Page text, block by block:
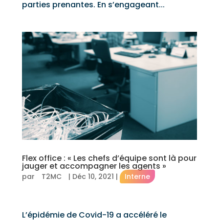
parties prenantes. En s’engageant...
Flex office : « Les chefs d’équipe sont là pour
jauger et accompagner les agents »
par T2MC | Déc 10, 2021 | Interne
L’épidémie de Covid-19 a accéléré le